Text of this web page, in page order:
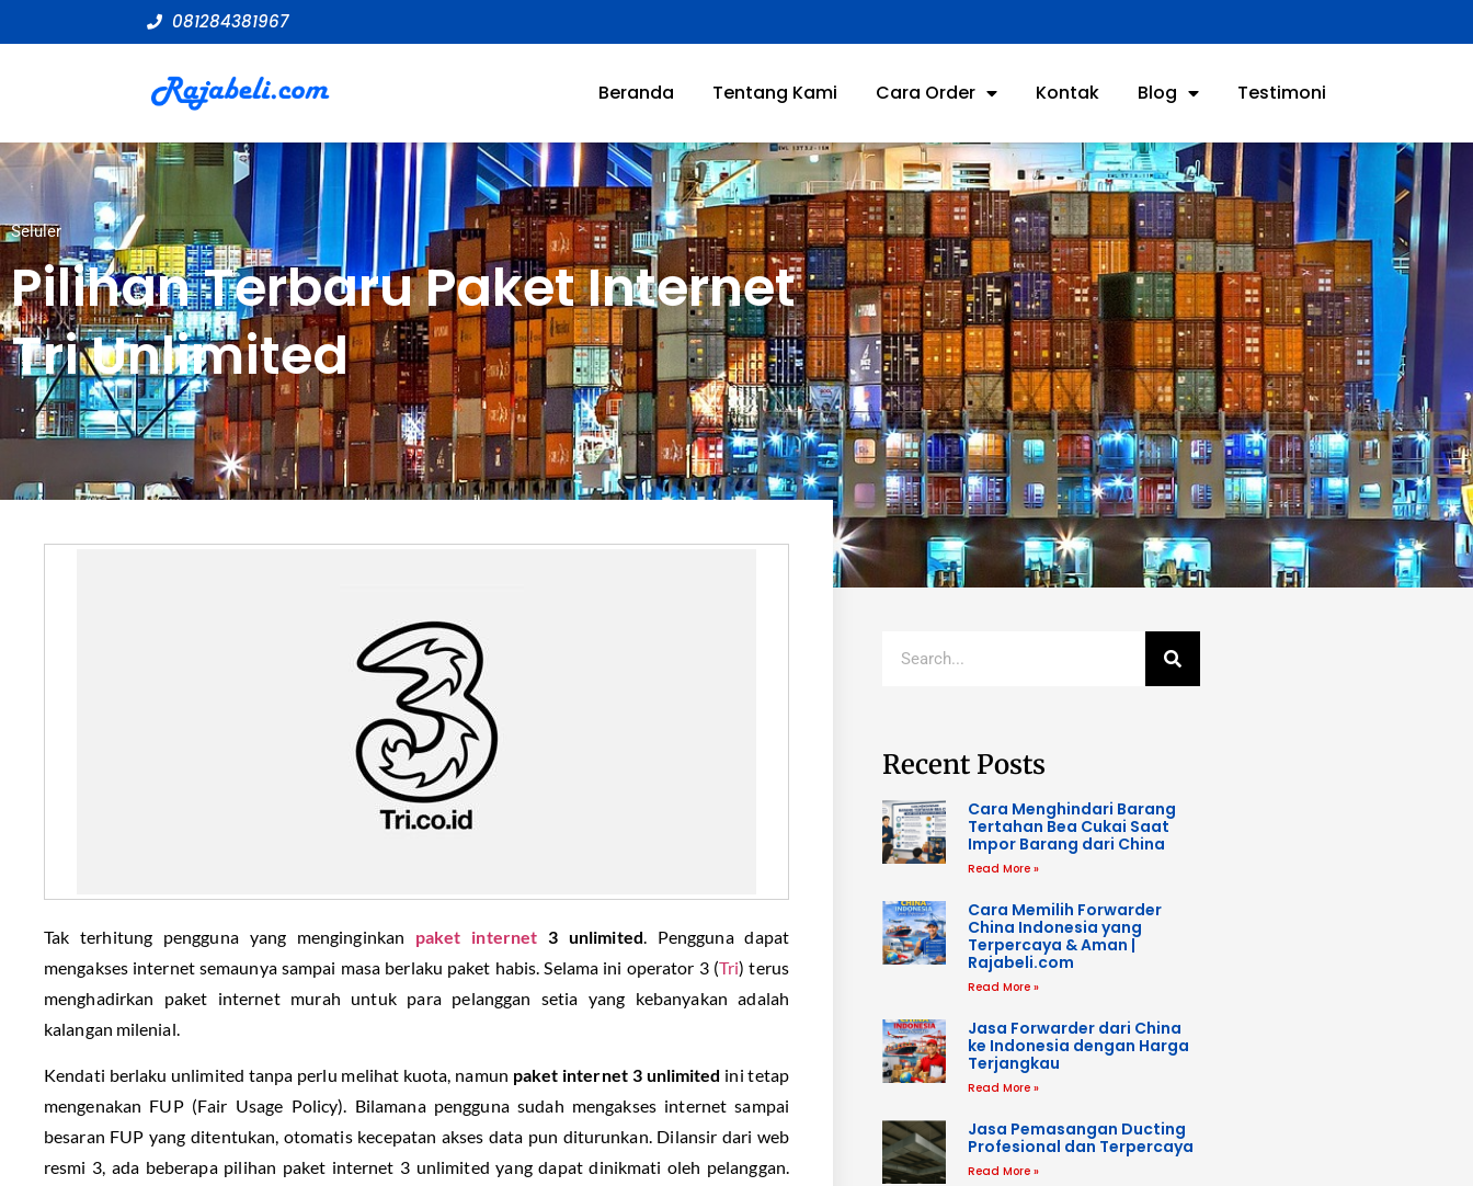
081284381967
Beranda Tentang Kami Cara Order Kontak Blog Testimoni
Seluler
Pilihan Terbaru Paket Internet
Tri Unlimited
Tak terhitung pengguna yang menginginkan paket internet 3 unlimited. Pengguna dapat
mengakses internet semaunya sampai masa berlaku paket habis. Selama ini operator 3 (Tri) terus
menghadirkan paket internet murah untuk para pelanggan setia yang kebanyakan adalah
kalangan milenial.
Kendati berlaku unlimited tanpa perlu melihat kuota, namun paket internet 3 unlimited ini tetap
mengenakan FUP (Fair Usage Policy). Bilamana pengguna sudah mengakses internet sampai
besaran FUP yang ditentukan, otomatis kecepatan akses data pun diturunkan. Dilansir dari web
resmi 3, ada beberapa pilihan paket internet 3 unlimited yang dapat dinikmati oleh pelanggan.
Recent Posts
Cara Menghindari Barang
Tertahan Bea Cukai Saat
Impor Barang dari China
Read More »
Cara Memilih Forwarder
China Indonesia yang
Terpercaya & Aman |
Rajabeli.com
Read More »
Jasa Forwarder dari China
ke Indonesia dengan Harga
Terjangkau
Read More »
Jasa Pemasangan Ducting
Profesional dan Terpercaya
Read More »